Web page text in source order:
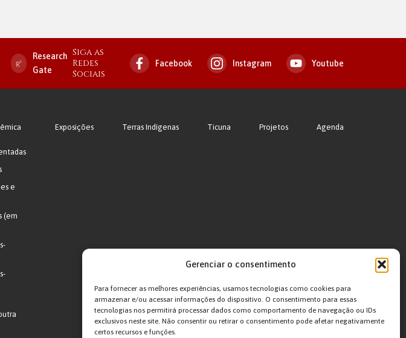
Gerenciar o consentimento
Para fornecer as melhores experiências, usamos tecnologias como cookies para
armazenar e/ou acessar informações do dispositivo. O consentimento para essas
tecnologias nos permitirá processar dados como comportamento de navegação ou IDs
exclusivos neste site. Não consentir ou retirar o consentimento pode afetar negativamente
certos recursos e funções.
Research
Gate
Siga as
Redes
Sociais
Facebook Instagram Youtube
e
(em
Exposições Terras Indígenas Ticuna Projetos Agenda